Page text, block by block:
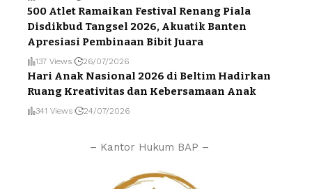
500 Atlet Ramaikan Festival Renang Piala
Disdikbud Tangsel 2026, Akuatik Banten
Apresiasi Pembinaan Bibit Juara
137 Views 26/07/2026
Hari Anak Nasional 2026 di Beltim Hadirkan
Ruang Kreativitas dan Kebersamaan Anak
341 Views 24/07/2026
– Kantor Hukum BAP –